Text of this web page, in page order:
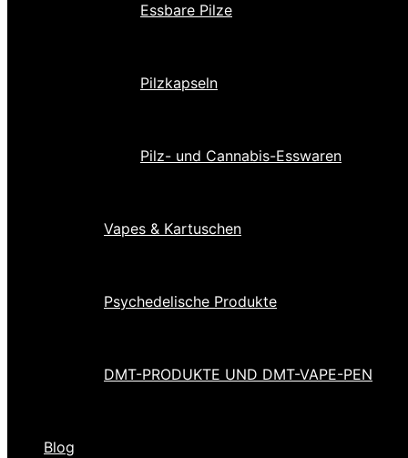
Essbare Pilze
Pilzkapseln
Pilz- und Cannabis-Esswaren
Vapes & Kartuschen
Psychedelische Produkte
DMT-PRODUKTE UND DMT-VAPE-PEN
Blog